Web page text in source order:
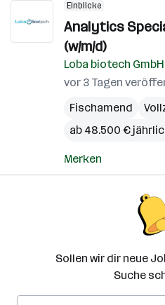
Einblicke
Analytics
(w/m/d)
Loba biotech GmbH
vor 3 Tagen
Fischamend
ab 48.500 €
Merken
Sollen wir dir neue
Suche